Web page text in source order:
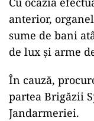
anterior,
sume de bani
de lux și arme
În cauză,
partea Brigăzii
Jandarmeriei.